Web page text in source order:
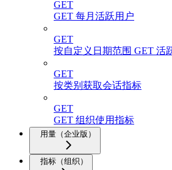
GET
GET 每月活跃用户
GET
按自定义日期范围 GET 活
GET
按类别获取会话指标
GET
GET 组织使用指标
用量（企业版）
指标（组织）